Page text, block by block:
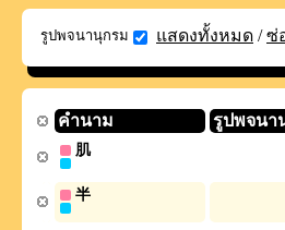
รูปพจนานุกรม แสดงทั้งหมด /ซ่
คำนาม รูปพจนา
肌
半